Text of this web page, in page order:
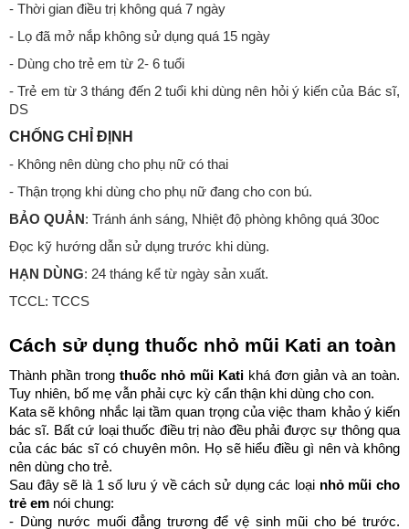
- Thời gian điều trị không quá 7 ngày
- Lọ đã mở nắp không sử dụng quá 15 ngày
- Dùng cho trẻ em từ 2- 6 tuổi
- Trẻ em từ 3 tháng đến 2 tuổi khi dùng nên hỏi ý kiến của Bác sĩ,
DS
CHỐNG CHỈ ĐỊNH
- Không nên dùng cho phụ nữ có thai
- Thận trọng khi dùng cho phụ nữ đang cho con bú.
BẢO QUẢN: Tránh ánh sáng, Nhiệt độ phòng không quá 30oc
Đọc kỹ hướng dẫn sử dụng trước khi dùng.
HẠN DÙNG: 24 tháng kể từ ngày sản xuất.
TCCL: TCCS
Cách sử dụng thuốc nhỏ mũi Kati an toàn
Thành phần trong thuốc nhỏ mũi Kati khá đơn giản và an toàn.
Tuy nhiên, bố mẹ vẫn phải cực kỳ cẩn thận khi dùng cho con.
Kata sẽ không nhắc lại tầm quan trọng của việc tham khảo ý kiến
bác sĩ. Bất cứ loại thuốc điều trị nào đều phải được sự thông qua
của các bác sĩ có chuyên môn. Họ sẽ hiểu điều gì nên và không
nên dùng cho trẻ.
Sau đây sẽ là 1 số lưu ý về cách sử dụng các loại nhỏ mũi cho
trẻ em nói chung:
- Dùng nước muối đẳng trương để vệ sinh mũi cho bé trước.